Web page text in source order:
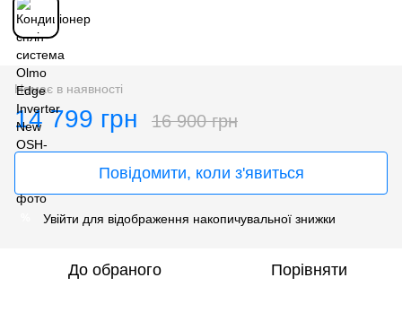
Немає в наявності
14 799 грн 16 900 грн
Повідомити, коли з'явиться
Увійти для відображення накопичувальної знижки
До обраного Порівняти